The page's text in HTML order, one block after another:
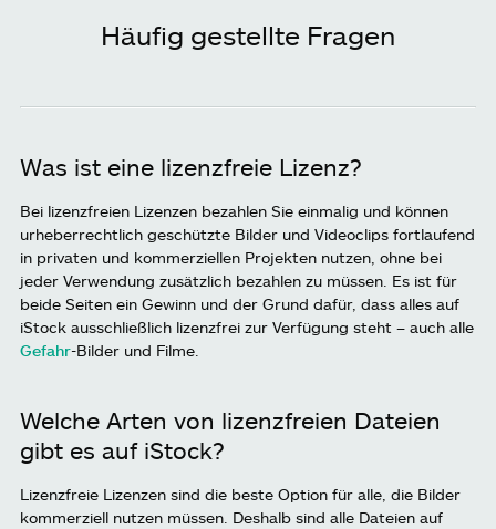
Häufig gestellte Fragen
Was ist eine lizenzfreie Lizenz?
Bei lizenzfreien Lizenzen bezahlen Sie einmalig und können
urheberrechtlich geschützte Bilder und Videoclips fortlaufend
in privaten und kommerziellen Projekten nutzen, ohne bei
jeder Verwendung zusätzlich bezahlen zu müssen. Es ist für
beide Seiten ein Gewinn und der Grund dafür, dass alles auf
iStock ausschließlich lizenzfrei zur Verfügung steht – auch alle
Gefahr-Bilder und Filme.
Welche Arten von lizenzfreien Dateien
gibt es auf iStock?
Lizenzfreie Lizenzen sind die beste Option für alle, die Bilder
kommerziell nutzen müssen. Deshalb sind alle Dateien auf